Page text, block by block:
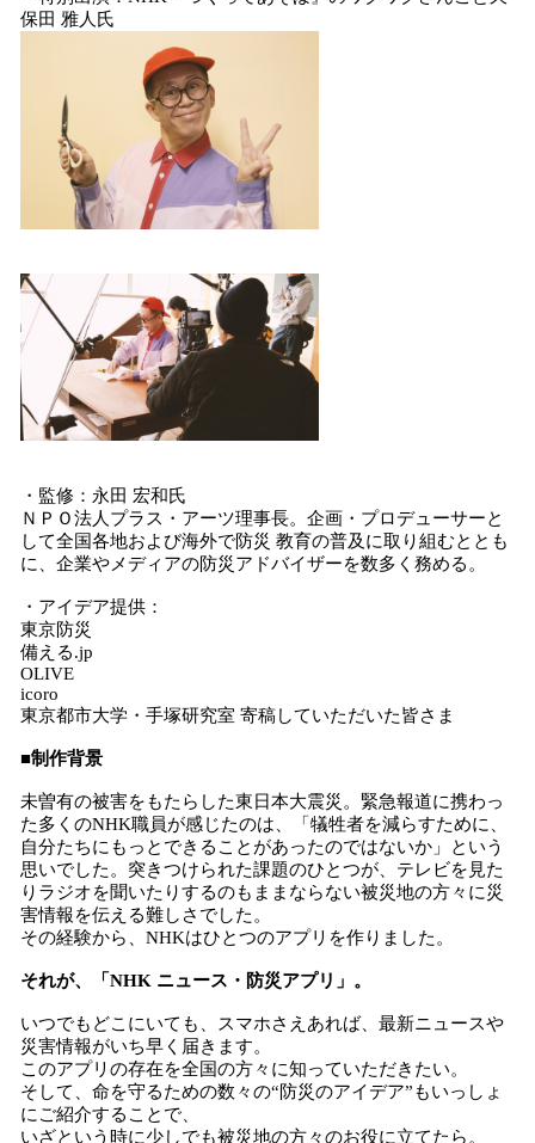
保田 雅人氏
・監修：永田 宏和氏
ＮＰＯ法人プラス・アーツ理事長。企画・プロデューサーと
して全国各地および海外で防災 教育の普及に取り組むととも
に、企業やメディアの防災アドバイザーを数多く務める。
・アイデア提供：
東京防災
備える.jp
OLIVE
icoro
東京都市大学・手塚研究室 寄稿していただいた皆さま
■制作背景
未曽有の被害をもたらした東日本大震災。緊急報道に携わっ
た多くのNHK職員が感じたのは、「犠牲者を減らすために、
自分たちにもっとできることがあったのではないか」という
思いでした。突きつけられた課題のひとつが、テレビを見た
りラジオを聞いたりするのもままならない被災地の方々に災
害情報を伝える難しさでした。
その経験から、NHKはひとつのアプリを作りました。
それが、「NHK ニュース・防災アプリ」。
いつでもどこにいても、スマホさえあれば、最新ニュースや
災害情報がいち早く届きます。
このアプリの存在を全国の方々に知っていただきたい。
そして、命を守るための数々の“防災のアイデア”もいっしょ
にご紹介することで、
いざという時に少しでも被災地の方々のお役に立てたら。